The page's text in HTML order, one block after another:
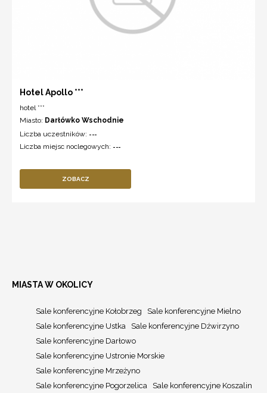
Hotel Apollo ***
hotel ***
Miasto: Darłówko Wschodnie
Liczba uczestników: ---
Liczba miejsc noclegowych: ---
ZOBACZ
MIASTA W OKOLICY
Sale konferencyjne Kołobrzeg
Sale konferencyjne Mielno
Sale konferencyjne Ustka
Sale konferencyjne Dźwirzyno
Sale konferencyjne Darłowo
Sale konferencyjne Ustronie Morskie
Sale konferencyjne Mrzeżyno
Sale konferencyjne Pogorzelica
Sale konferencyjne Koszalin